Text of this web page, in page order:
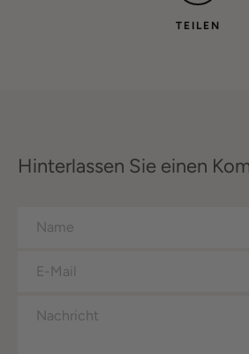
TEILEN
Hinterlassen Sie einen